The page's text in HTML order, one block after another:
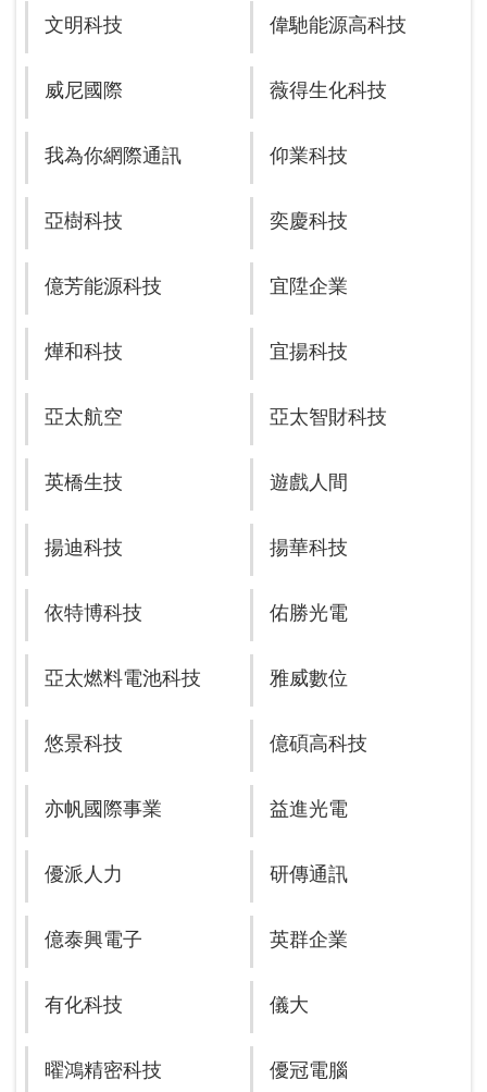
文明科技 偉馳能源高科技
威尼國際 薇得生化科技
我為你網際通訊 仰業科技
亞樹科技 奕慶科技
億芳能源科技 宜陞企業
燁和科技 宜揚科技
亞太航空 亞太智財科技
英橋生技 遊戲人間
揚迪科技 揚華科技
依特博科技 佑勝光電
亞太燃料電池科技 雅威數位
悠景科技 億碩高科技
亦帆國際事業 益進光電
優派人力 研傳通訊
億泰興電子 英群企業
有化科技 儀大
曜鴻精密科技 優冠電腦